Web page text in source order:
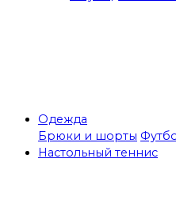
Одежда
Брюки и шорты
Настольный теннис